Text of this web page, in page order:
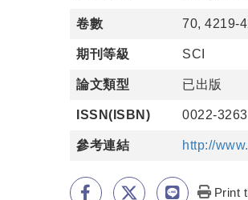
卷數 70, 4219-
期刊等級 SCI
論文類型 已出版
ISSN(ISBN) 0022-3263
參考連結 http://
Print